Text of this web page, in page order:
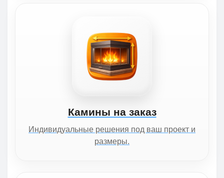
Камины на заказ
Индивидуальные решения под ваш проект и
размеры.